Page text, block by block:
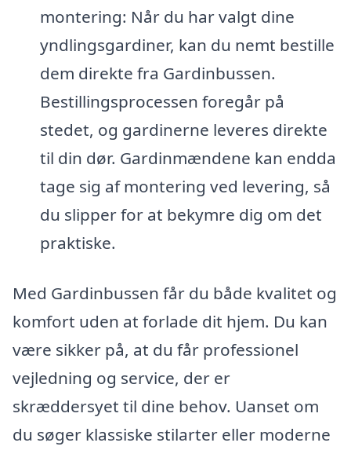
montering: Når du har valgt dine
yndlingsgardiner, kan du nemt bestille
dem direkte fra Gardinbussen.
Bestillingsprocessen foregår på
stedet, og gardinerne leveres direkte
til din dør. Gardinmændene kan endda
tage sig af montering ved levering, så
du slipper for at bekymre dig om det
praktiske.
Med Gardinbussen får du både kvalitet og
komfort uden at forlade dit hjem. Du kan
være sikker på, at du får professionel
vejledning og service, der er
skræddersyet til dine behov. Uanset om
du søger klassiske stilarter eller moderne